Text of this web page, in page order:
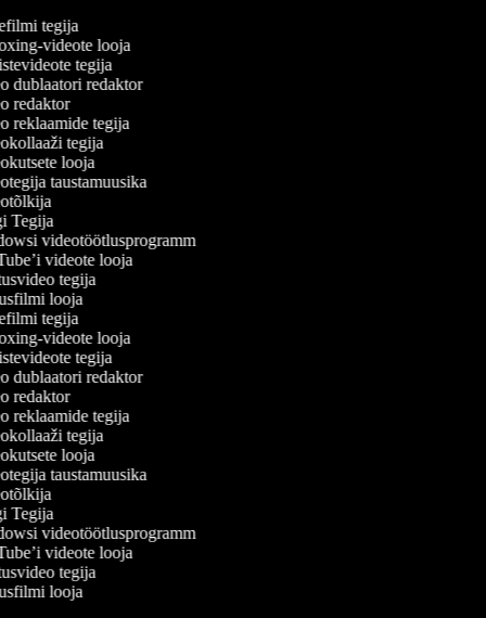
tegija
videote looja
tegija
dublaatori redaktor
redaktor
reklaamide tegija
tegija
looja
taustamuusika
videotöötlusprogramm
videote looja
tegija
looja
tegija
videote looja
tegija
dublaatori redaktor
redaktor
reklaamide tegija
tegija
looja
taustamuusika
videotöötlusprogramm
videote looja
tegija
looja